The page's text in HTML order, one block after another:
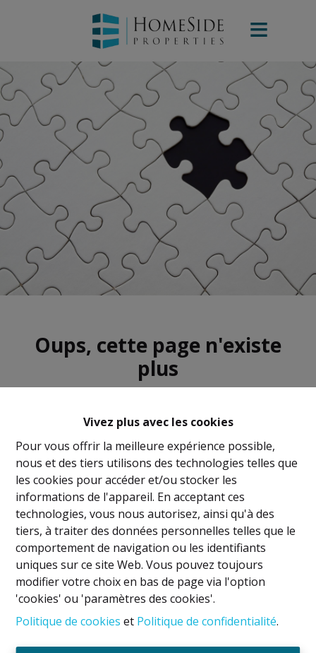
Vivez plus avec les cookies
Pour vous offrir la meilleure expérience possible,
nous et des tiers utilisons des technologies telles que
les cookies pour accéder et/ou stocker les
informations de l'appareil. En acceptant ces
technologies, vous nous autorisez, ainsi qu'à des
tiers, à traiter des données personnelles telles que le
comportement de navigation ou les identifiants
uniques sur ce site Web. Vous pouvez toujours
modifier votre choix en bas de page via l'option
'cookies' ou 'paramètres des cookies'.
Politique de cookies et Politique de confidentialité.
Oups, cette page n'existe
plus
À Vendre À Louer
Mentions légales
Titulaire IPI: David GUNEL
Agent immobilier intermédiaire et régisseur